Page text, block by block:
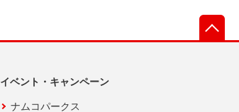
イベント・キャンペーン
ナムコパークス